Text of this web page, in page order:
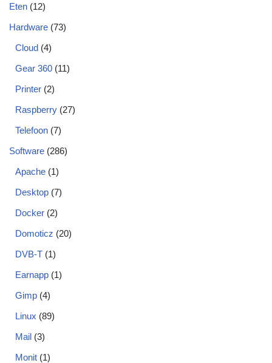
Eten (12)
Hardware (73)
Cloud (4)
Gear 360 (11)
Printer (2)
Raspberry (27)
Telefoon (7)
Software (286)
Apache (1)
Desktop (7)
Docker (2)
Domoticz (20)
DVB-T (1)
Earnapp (1)
Gimp (4)
Linux (89)
Mail (3)
Monit (1)